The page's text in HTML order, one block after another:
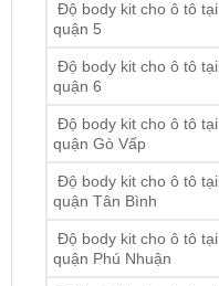
Độ body kit cho ô tô tại
quận 6
Độ body kit cho ô tô tại
quận Gò Vấp
Độ body kit cho ô tô tại
quận Tân Bình
Độ body kit cho ô tô tại
quận Phú Nhuận
Độ body kit cho ô tô tại
quận Bình Thạnh